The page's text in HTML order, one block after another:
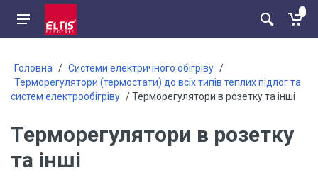
Головна / Системи електричного обігріву /
Терморегулятори (термостати) до всіх типів теплих підлог та
систем електрообігріву / Терморегулятори в розетку та інші
Терморегулятори в розетку
та інші